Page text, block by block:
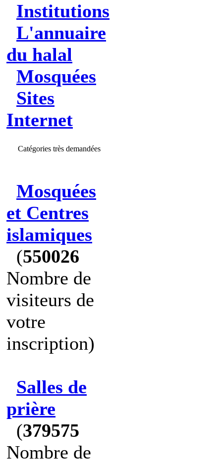
Institutions
L'annuaire
du halal
Mosquées
Sites
Internet
Catégories très demandées
Mosquées
et Centres
islamiques
(550026
Nombre de
visiteurs de
votre
inscription)
Salles de
prière
(379575
Nombre de